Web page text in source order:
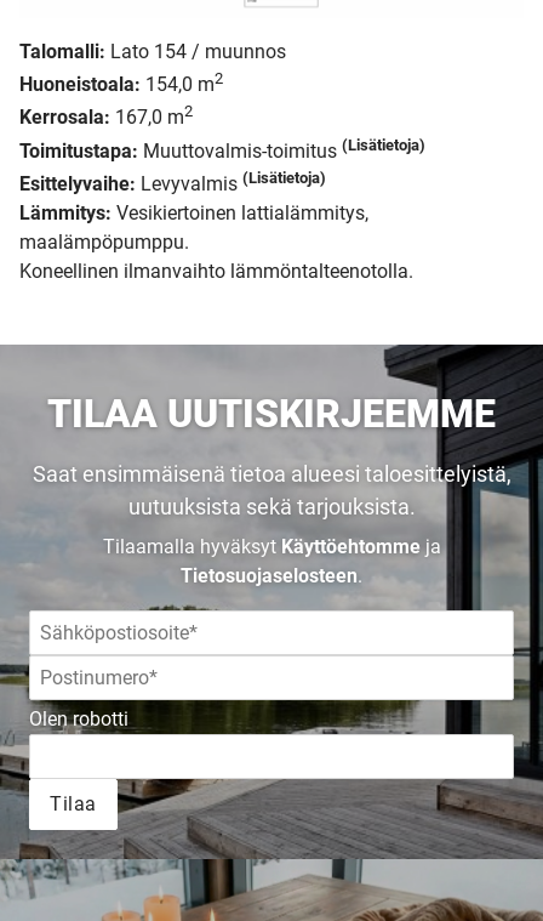
Talomalli: Lato 154 / muunnos
Huoneistoala: 154,0 m2
Kerrosala: 167,0 m2
Toimitustapa: Muuttovalmis-toimitus (Lisätietoja)
Esittelyvaihe: Levyvalmis (Lisätietoja)
Lämmitys: Vesikiertoinen lattialämmitys,
maalämpöpumppu.
Koneellinen ilmanvaihto lämmöntalteenotolla.
TILAA UUTISKIRJEEMME
Saat ensimmäisenä tietoa alueesi taloesittelyistä,
uutuuksista sekä tarjouksista.
Tilaamalla hyväksyt Käyttöehtommeja
Tietosuojaselosteen.
Olen robotti
Tilaa
UUSI
UNELMISTA